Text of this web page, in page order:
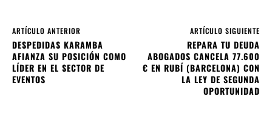
ARTÍCULO ANTERIOR
DESPEDIDAS KARAMBA
AFIANZA SU POSICIÓN COMO
LÍDER EN EL SECTOR DE
EVENTOS
ARTÍCULO SIGUIENTE
REPARA TU DEUDA
ABOGADOS CANCELA 77.600
€ EN RUBÍ (BARCELONA) CON
LA LEY DE SEGUNDA
OPORTUNIDAD